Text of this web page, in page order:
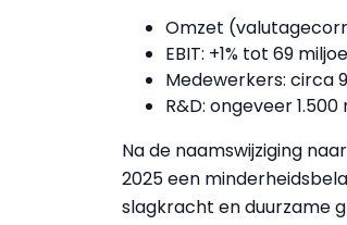
Omzet
EBIT: +1% tot 69
Medewerkers: circa
R&D: ongeveer
Na de naamswijziging
2025 een
slagkracht en duurzame